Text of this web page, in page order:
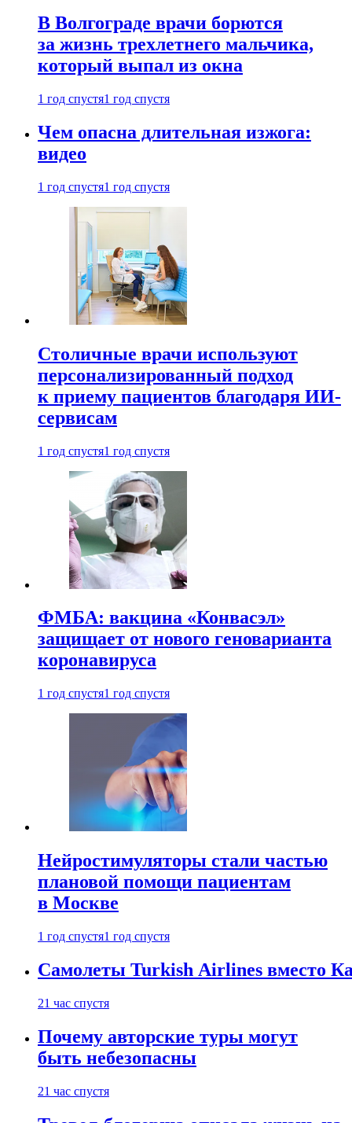
В Волгограде врачи борются
за жизнь трехлетнего мальчика,
который выпал из окна
1 год спустя1 год спустя
Чем опасна длительная изжога:
видео
1 год спустя1 год спустя
Столичные врачи используют
персонализированный подход
к приему пациентов благодаря ИИ-
сервисам
1 год спустя1 год спустя
ФМБА: вакцина «Конвасэл»
защищает от нового геноварианта
коронавируса
1 год спустя1 год спустя
Нейростимуляторы стали частью
плановой помощи пациентам
в Москве
1 год спустя1 год спустя
Самолеты Turkish Airlines вместо
21 час спустя
Почему авторские туры могут
быть небезопасны
21 час спустя